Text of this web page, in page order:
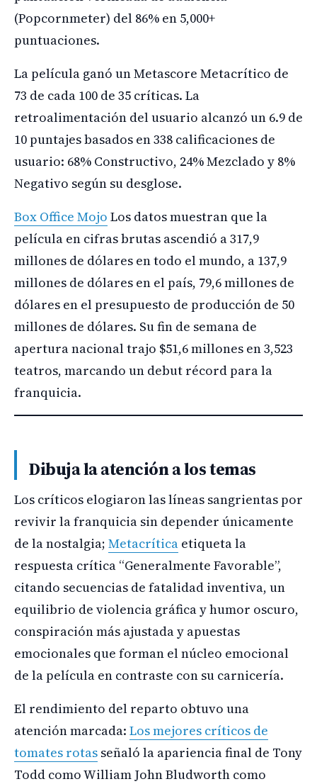
(Popcornmeter) del 86% en 5,000+
puntuaciones.
La película ganó un Metascore Metacrítico de
73 de cada 100 de 35 críticas. La
retroalimentación del usuario alcanzó un 6.9 de
10 puntajes basados en 338 calificaciones de
usuario: 68% Constructivo, 24% Mezclado y 8%
Negativo según su desglose.
Box Office Mojo Los datos muestran que la
película en cifras brutas ascendió a 317,9
millones de dólares en todo el mundo, a 137,9
millones de dólares en el país, 79,6 millones de
dólares en el presupuesto de producción de 50
millones de dólares. Su fin de semana de
apertura nacional trajo $51,6 millones en 3,523
teatros, marcando un debut récord para la
franquicia.
Dibuja la atención a los temas
Los críticos elogiaron las líneas sangrientas por
revivir la franquicia sin depender únicamente
de la nostalgia; Metacrítica etiqueta la
respuesta crítica “Generalmente Favorable”,
citando secuencias de fatalidad inventiva, un
equilibrio de violencia gráfica y humor oscuro,
conspiración más ajustada y apuestas
emocionales que forman el núcleo emocional
de la película en contraste con su carnicería.
El rendimiento del reparto obtuvo una
atención marcada: Los mejores críticos de
tomates rotas señaló la apariencia final de Tony
Todd como William John Bludworth como